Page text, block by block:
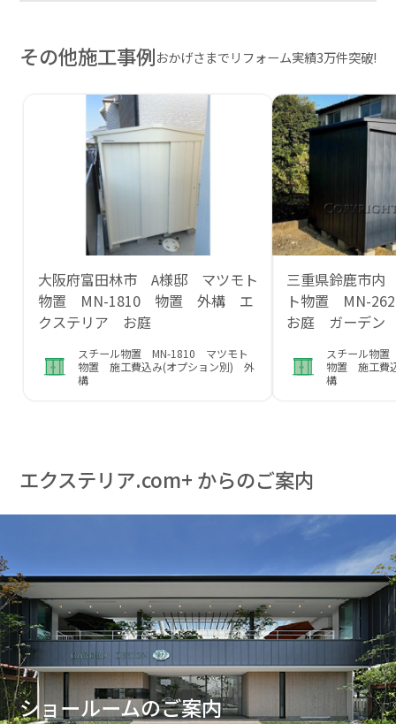
その他施工事例おかげさまでリフォーム実績3万件突破!
大阪府富田林市 A様邸 マツモト
物置 MN-1810 物置 外構 エ
クステリア お庭
スチール物置 MN-1810 マツモト
物置 施工費込み(オプション別) 外
構
三重県鈴鹿市
ト物置 MN-
お庭 ガーデン
スチール物
物置 施工費
構
エクステリア.com+ からのご案内
ショールームのご案内